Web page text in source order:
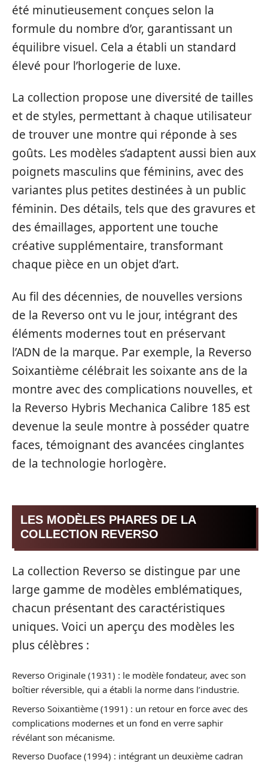
été minutieusement conçues selon la
formule du nombre d’or, garantissant un
équilibre visuel. Cela a établi un standard
élevé pour l’horlogerie de luxe.
La collection propose une diversité de tailles
et de styles, permettant à chaque utilisateur
de trouver une montre qui réponde à ses
goûts. Les modèles s’adaptent aussi bien aux
poignets masculins que féminins, avec des
variantes plus petites destinées à un public
féminin. Des détails, tels que des gravures et
des émaillages, apportent une touche
créative supplémentaire, transformant
chaque pièce en un objet d’art.
Au fil des décennies, de nouvelles versions
de la Reverso ont vu le jour, intégrant des
éléments modernes tout en préservant
l’ADN de la marque. Par exemple, la Reverso
Soixantième célébrait les soixante ans de la
montre avec des complications nouvelles, et
la Reverso Hybris Mechanica Calibre 185 est
devenue la seule montre à posséder quatre
faces, témoignant des avancées cinglantes
de la technologie horlogère.
LES MODÈLES PHARES DE LA
COLLECTION REVERSO
La collection Reverso se distingue par une
large gamme de modèles emblématiques,
chacun présentant des caractéristiques
uniques. Voici un aperçu des modèles les
plus célèbres :
Reverso Originale (1931) : le modèle fondateur, avec son
boîtier réversible, qui a établi la norme dans l’industrie.
Reverso Soixantième (1991) : un retour en force avec des
complications modernes et un fond en verre saphir
révélant son mécanisme.
Reverso Duoface (1994) : intégrant un deuxième cadran